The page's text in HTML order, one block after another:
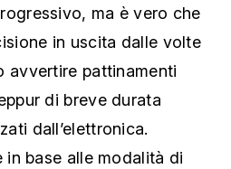
ma è vero che
in uscita dalle volte
avvertire pattinamenti
di breve durata
dall’elettronica.
in base alle modalità di